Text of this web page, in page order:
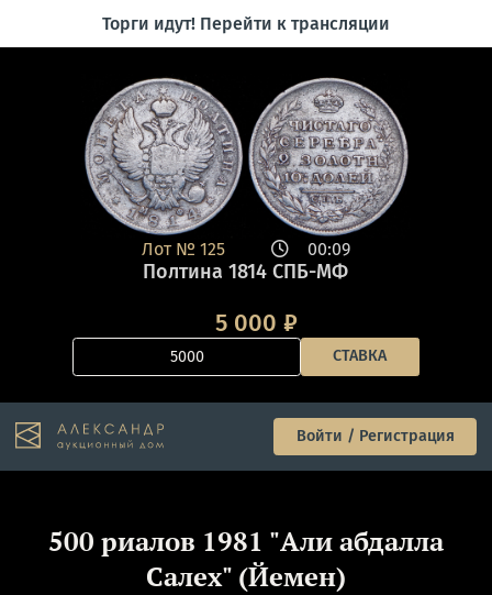
Торги идут! Перейти к трансляции
Лот №125 00:09
Полтина 1814 СПБ-МФ
СТАВКА
5 000 ₽
Войти / Регистрация
500 риалов 1981 "Али абдалла
Салех" (Йемен)